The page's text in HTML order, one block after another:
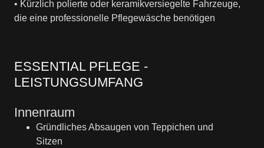
• Kürzlich polierte oder keramikversiegelte Fahrzeuge,
die eine professionelle Pflegewäsche benötigen
ESSENTIAL PFLEGE -
LEISTUNGSUMFANG
Innenraum
Gründliches Absaugen von Teppichen und
Sitzen